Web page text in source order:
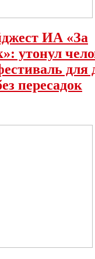
ИА «За
утонул
для
пересадок